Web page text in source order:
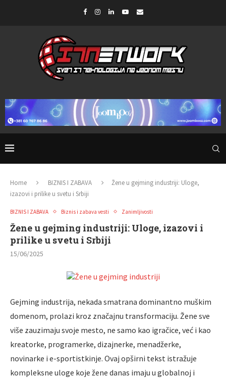
Home BIZNIS I ZABAVA
Žene u gejming industriji: Uloge,
izazovi i prilike u svetu i Srbiji
BIZNIS I ZABAVA Biznis i zabava vesti Zanimljivosti
Žene u gejming industriji: Uloge, izazovi i
prilike u svetu i Srbiji
15/06/2025
Gejming industrija, nekada smatrana dominantno muškim
domenom, prolazi kroz značajnu transformaciju. Žene sve
više zauzimaju svoje mesto, ne samo kao igračice, već i kao
kreatorke, programerke, dizajnerke, menadžerke,
novinarke i e-sportistkinje. Ovaj opširni tekst istražuje
kompleksne uloge koje žene danas imaju u globalnoj i